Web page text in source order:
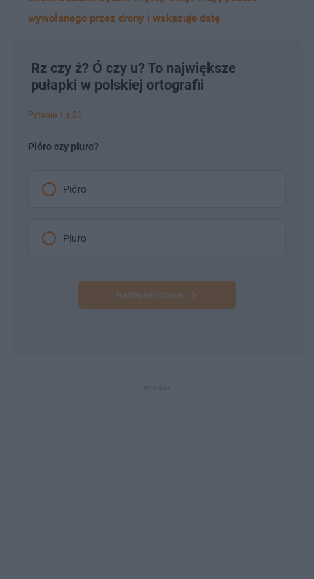
wywołanego przez drony i wskazuje datę
Rz czy ż? Ó czy u? To największe
pułapki w polskiej ortografii
Pytanie 1 z 25
Pióro czy piuro?
Pióro
Piuro
Następne pytanie